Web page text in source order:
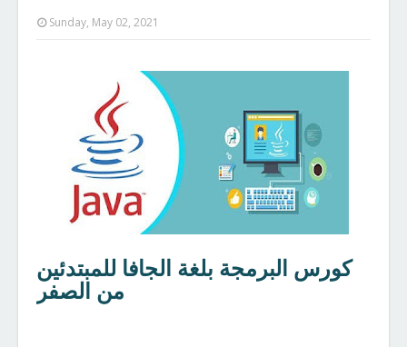
Sunday, May 02, 2021
كورس البرمجة بلغة الجافا للمبتدئين
من الصفر